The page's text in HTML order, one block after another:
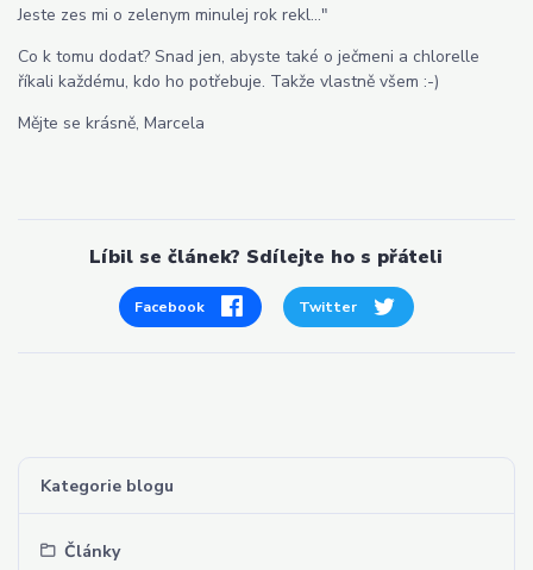
Kategorie blogu
Články
Jeste zes mi o zelenym minulej rok rekl..."
Co k tomu dodat? Snad jen, abyste také o ječmeni a chlorelle
říkali každému, kdo ho potřebuje. Takže vlastně všem :-)
Mějte se krásně, Marcela
Líbil se článek? Sdílejte ho s přáteli
Facebook Twitter